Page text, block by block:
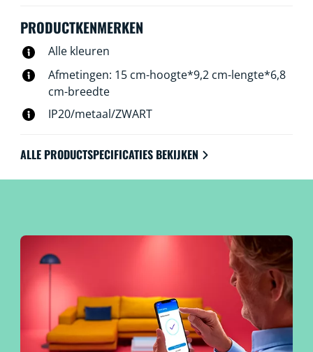
PRODUCTKENMERKEN
Alle kleuren
Afmetingen: 15 cm-hoogte*9,2 cm-lengte*6,8
cm-breedte
IP20/metaal/ZWART
ALLE PRODUCTSPECIFICATIES BEKIJKEN